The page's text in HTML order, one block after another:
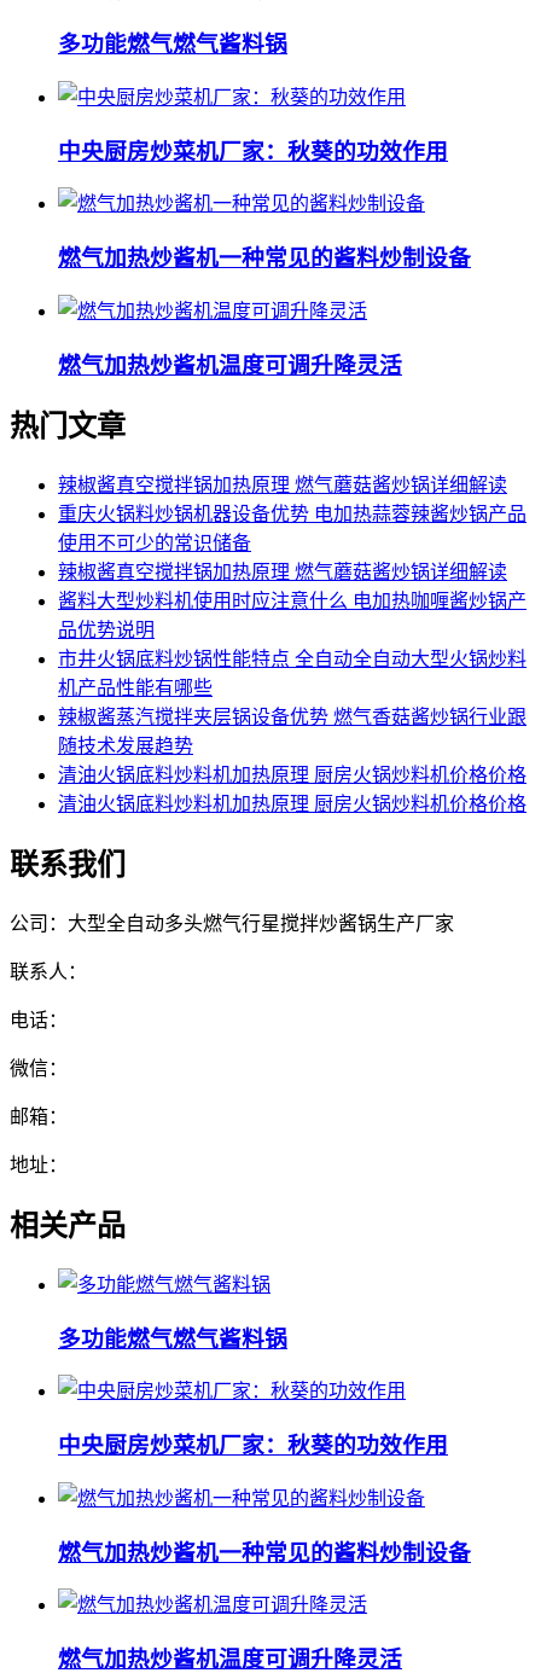
多功能燃气燃气酱料锅
中央厨房炒菜机厂家：秋葵的功效作用
燃气加热炒酱机一种常见的酱料炒制设备
燃气加热炒酱机温度可调升降灵活
热门文章
辣椒酱真空搅拌锅加热原理 燃气蘑菇酱炒锅详细解读
重庆火锅料炒锅机器设备优势 电加热蒜蓉辣酱炒锅产品
使用不可少的常识储备
辣椒酱真空搅拌锅加热原理 燃气蘑菇酱炒锅详细解读
酱料大型炒料机使用时应注意什么 电加热咖喱酱炒锅产
品优势说明
市井火锅底料炒锅性能特点 全自动全自动大型火锅炒料
机产品性能有哪些
辣椒酱蒸汽搅拌夹层锅设备优势 燃气香菇酱炒锅行业跟
随技术发展趋势
清油火锅底料炒料机加热原理 厨房火锅炒料机价格价格
清油火锅底料炒料机加热原理 厨房火锅炒料机价格价格
联系我们
公司：大型全自动多头燃气行星搅拌炒酱锅生产厂家
联系人：
电话：
微信：
邮箱：
地址：
相关产品
多功能燃气燃气酱料锅
中央厨房炒菜机厂家：秋葵的功效作用
燃气加热炒酱机一种常见的酱料炒制设备
燃气加热炒酱机温度可调升降灵活